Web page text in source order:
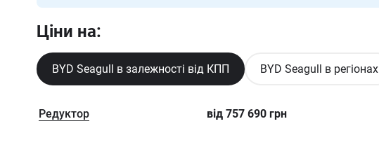
Ціни на:
BYD Seagull в залежності від КПП BYD Seagull в регіонах
Редуктор від 757 690грн